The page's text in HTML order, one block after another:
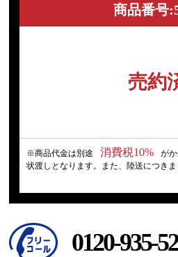
0120-935-
商品番号
売約
※商品代金は別途 消費税10%
が
状渡しとなります。また、陸送につきま